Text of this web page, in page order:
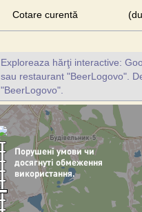
Cotare curentă
Exploreaza hărţi interactive:
sau restaurant "BeerLogovo".
"BeerLogovo".